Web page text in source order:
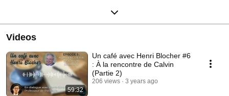
Videos
59:32
Un café avec Henri Blocher #6
: À la rencontre de Calvin
(Partie 2)
206 views 3 years ago